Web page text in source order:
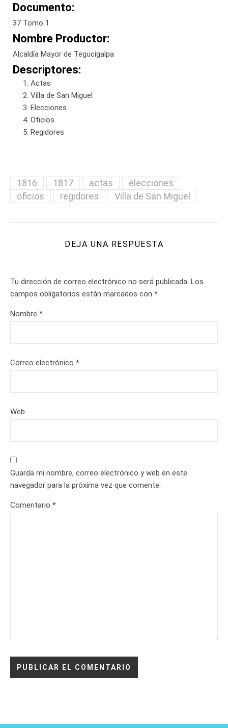
Documento:
37 Tomo 1
Nombre Productor:
Alcaldía Mayor de Tegucigalpa
Descriptores:
Actas
Villa de San Miguel
Elecciones
Oficios
Regidores
1816 1817 actas
elecciones
oficios
regidores Villa de San Miguel
DEJA UNA RESPUESTA
Tu dirección de correo electrónico no será publicada. Los
campos obligatorios están marcados con *
Nombre *
Correo electrónico *
Web
Guarda mi nombre, correo electrónico y web en este
navegador para la próxima vez que comente.
Comentario *